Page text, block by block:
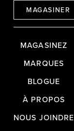
MAGASINER
MAGASINEZ
MARQUES
BLOGUE
À PROPOS
NOUS JOINDRE